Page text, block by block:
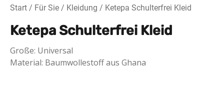
Start / Für Sie / Kleidung / Ketepa Schulterfrei Kleid
Ketepa Schulterfrei Kleid
Große: Universal
Material: Baumwollestoff aus Ghana